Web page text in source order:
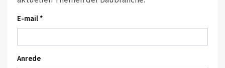
E-mail *
Anrede